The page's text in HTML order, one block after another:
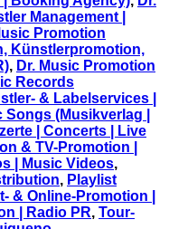
Management |
Promotion
Künstlerpromotion,
, Dr. Music Promotion
Records
& Labelservices |
Songs (Musikverlag |
| Concerts | Live
& TV-Promotion |
| Music Videos,
, Playlist
& Online-Promotion |
| Radio PR, Tour-